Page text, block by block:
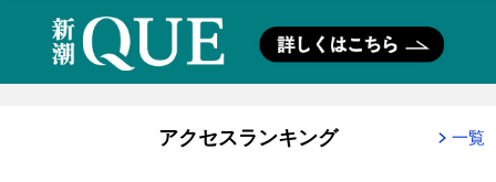
アクセスランキング 一覧